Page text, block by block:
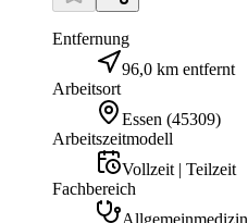
Entfernung
96,0 km entfernt
Arbeitsort
Essen (45309)
Arbeitszeitmodell
Vollzeit | Teilzeit
Fachbereich
Allgemeinmedizin